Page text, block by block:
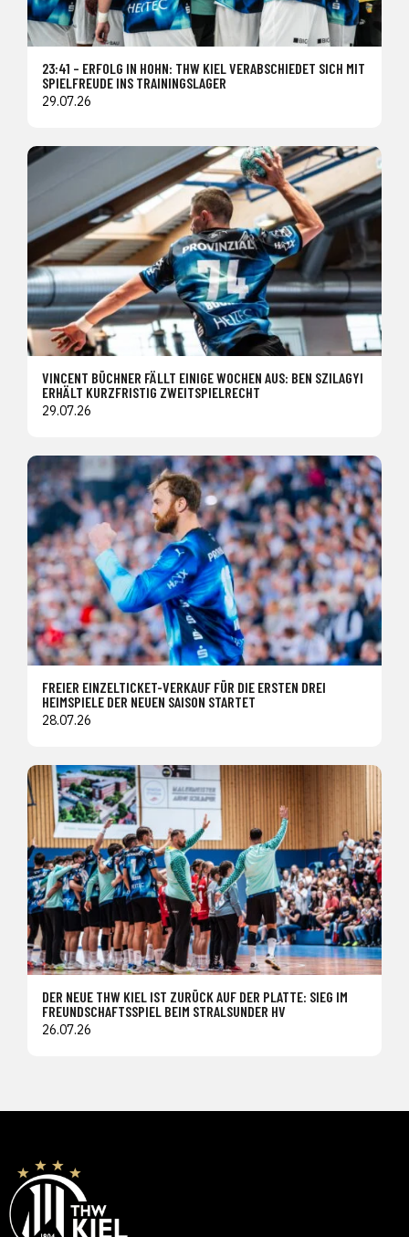
23:41 – ERFOLG IN HOHN: THW KIEL VERABSCHIEDET SICH MIT
SPIELFREUDE INS TRAININGSLAGER
29.07.26
VINCENT BÜCHNER FÄLLT EINIGE WOCHEN AUS: BEN SZILAGYI
ERHÄLT KURZFRISTIG ZWEITSPIELRECHT
29.07.26
FREIER EINZELTICKET-VERKAUF FÜR DIE ERSTEN DREI
HEIMSPIELE DER NEUEN SAISON STARTET
28.07.26
DER NEUE THW KIEL IST ZURÜCK AUF DER PLATTE: SIEG IM
FREUNDSCHAFTSSPIEL BEIM STRALSUNDER HV
26.07.26